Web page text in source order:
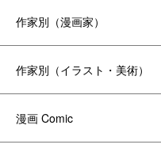
作家別（漫画家）
作家別（イラスト・美術）
漫画 Comic